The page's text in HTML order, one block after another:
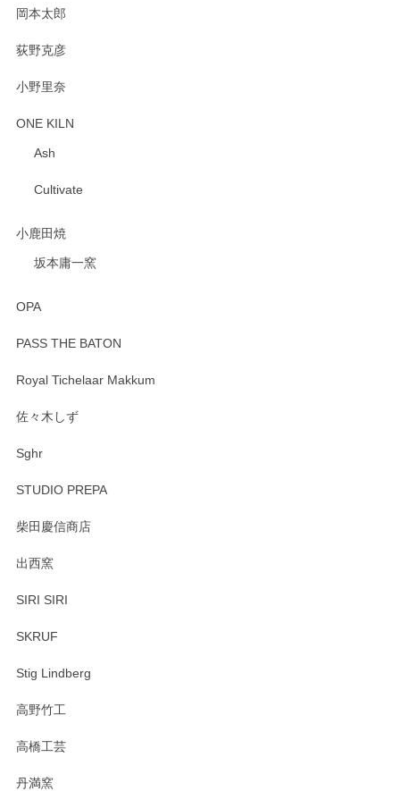
岡本太郎
荻野克彦
小野里奈
ONE KILN
Ash
Cultivate
小鹿田焼
坂本庸一窯
OPA
PASS THE BATON
Royal Tichelaar Makkum
佐々木しず
Sghr
STUDIO PREPA
柴田慶信商店
出西窯
SIRI SIRI
SKRUF
Stig Lindberg
高野竹工
高橋工芸
丹満窯